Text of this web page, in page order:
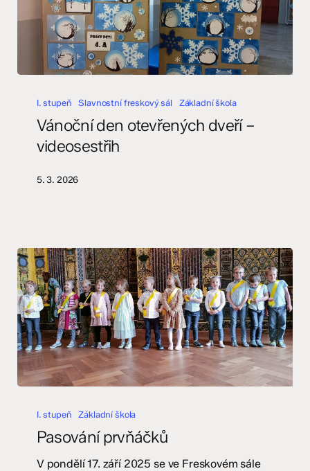
dveří
I. stupeň Slavnostní freskový sál Základní škola
Vánoční den otevřených dveří –
videosestřih
5. 3. 2026
prvňáčků
I. stupeň Základní škola
Pasování prvňáčků
V pondělí 17. září 2025 se ve Freskovém sále